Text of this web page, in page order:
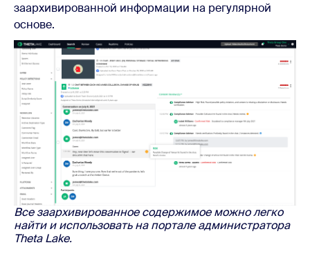
заархивированной информации на регулярной
основе.
Все заархивированное содержимое можно легко
найти и использовать на портале администратора
Theta Lake.